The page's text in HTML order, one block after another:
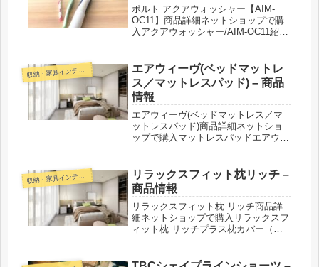
ポルト アクアウォッシャー【AIM-
OC11】商品詳細ネットショップで購
入アクアウォッシャー/AIM-OC11紹介
収
納・家具インテリア
エアウィーヴ(ベッドマットレ
ス／マットレスパッド) – 商品
情報
エアウィーヴ(ベッドマットレス／マ
ットレスパッド)商品詳細ネットショ
ップで購入マットレスパッドエアウィ
ィーヴ 02■サイズ：シングル／セミダ
ブル／ダブル／クイーン／キン...
収
納・家具インテリア
リラックスフィット枕リッチ –
商品情報
リラックスフィット枕 リッチ商品詳
細ネットショップで購入リラックスフ
ィット枕 リッチプラス枕カバー（冷